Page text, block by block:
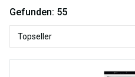
Gefunden: 55